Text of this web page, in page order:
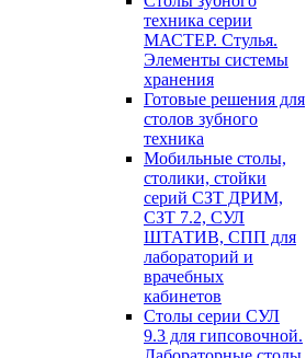
техника серии
МАСТЕР. Стулья.
Элементы системы
хранения
Готовые решения для
столов зубного
техника
Мобильные столы,
столики, стойки
серий СЗТ ДРИМ,
СЗТ 7.2, СУЛ
ШТАТИВ, СПП для
лабораторий и
врачебных
кабинетов
Столы серии СУЛ
9.3 для гипсовочной.